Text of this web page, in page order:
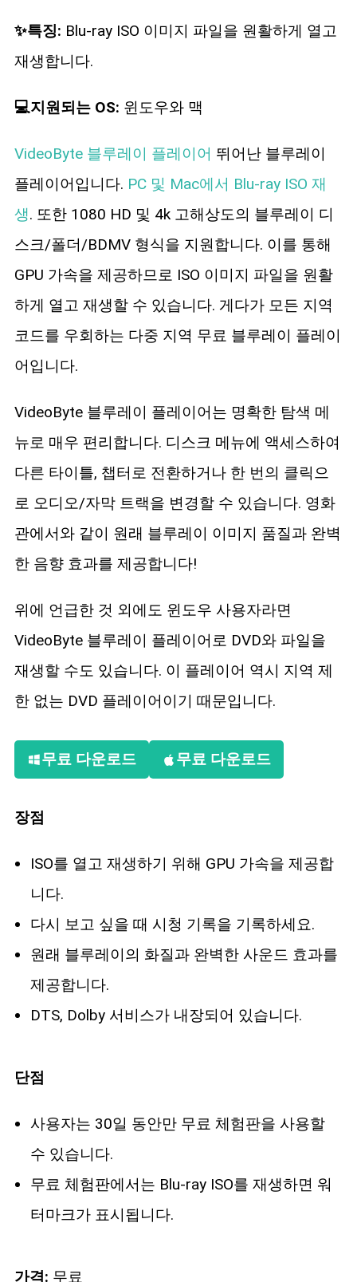
✨특징: Blu-ray ISO 이미지 파일을 원활하게 열고
재생합니다.
💻지원되는 OS: 윈도우와 맥
VideoByte 블루레이 플레이어 뛰어난 블루레이
플레이어입니다. PC 및 Mac에서 Blu-ray ISO 재
생. 또한 1080 HD 및 4k 고해상도의 블루레이 디
스크/폴더/BDMV 형식을 지원합니다. 이를 통해
GPU 가속을 제공하므로 ISO 이미지 파일을 원활
하게 열고 재생할 수 있습니다. 게다가 모든 지역
코드를 우회하는 다중 지역 무료 블루레이 플레이
어입니다.
VideoByte 블루레이 플레이어는 명확한 탐색 메
뉴로 매우 편리합니다. 디스크 메뉴에 액세스하여
다른 타이틀, 챕터로 전환하거나 한 번의 클릭으
로 오디오/자막 트랙을 변경할 수 있습니다. 영화
관에서와 같이 원래 블루레이 이미지 품질과 완벽
한 음향 효과를 제공합니다!
위에 언급한 것 외에도 윈도우 사용자라면
VideoByte 블루레이 플레이어로 DVD와 파일을
재생할 수도 있습니다. 이 플레이어 역시 지역 제
한 없는 DVD 플레이어이기 때문입니다.
무료 다운로드 무료 다운로드
장점
ISO를 열고 재생하기 위해 GPU 가속을 제공합
니다.
다시 보고 싶을 때 시청 기록을 기록하세요.
원래 블루레이의 화질과 완벽한 사운드 효과를
제공합니다.
DTS, Dolby 서비스가 내장되어 있습니다.
단점
사용자는 30일 동안만 무료 체험판을 사용할
수 있습니다.
무료 체험판에서는 Blu-ray ISO를 재생하면 워
터마크가 표시됩니다.
가격: 무료